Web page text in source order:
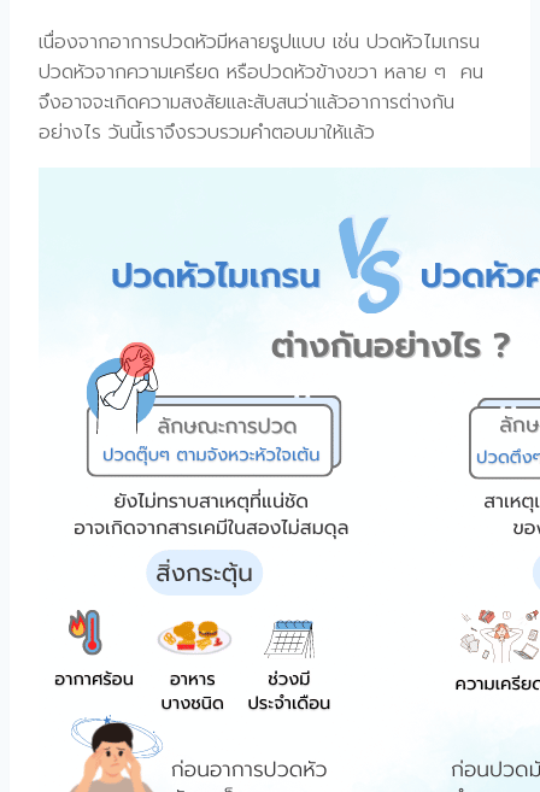
เนื่องจากอาการปวดหัวมีหลายรูปแบบ เช่น ปวดหัวไมเกรน
ปวดหัวจากความเครียด หรือปวดหัวข้างขวา หลาย ๆ คน
จึงอาจจะเกิดความสงสัยและสับสนว่าแล้วอาการต่างกัน
อย่างไร วันนี้เราจึงรวบรวมคำตอบมาให้แล้ว